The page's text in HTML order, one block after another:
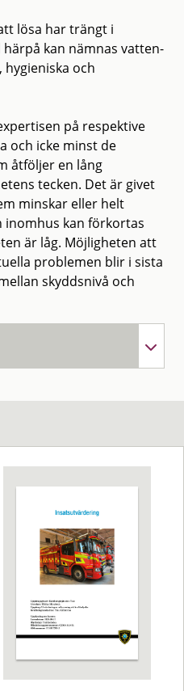
lösa har trängt i
kan nämnas vatten-
och
på respektive
och icke minst de
åtföljer en lång
tecken. Det är givet
minskar eller helt
kan förkortas
är låg. Möjligheten att
problemen blir i sista
skyddsnivå och